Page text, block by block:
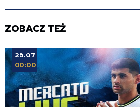
ZOBACZ TEŻ
28.07
00:00